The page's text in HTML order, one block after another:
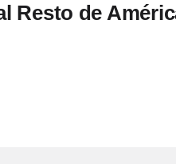
Resto de